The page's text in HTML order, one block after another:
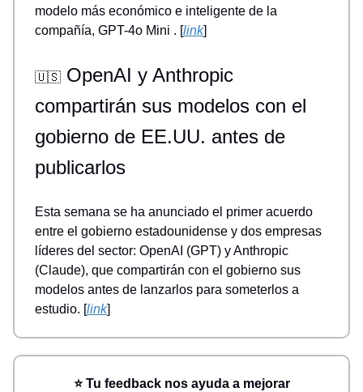
modelo más económico e inteligente de la
compañía, GPT-4o Mini . [link]
🇺🇸 OpenAI y Anthropic
compartirán sus modelos con el
gobierno de EE.UU. antes de
publicarlos
Esta semana se ha anunciado el primer acuerdo
entre el gobierno estadounidense y dos empresas
líderes del sector: OpenAI (GPT) y Anthropic
(Claude), que compartirán con el gobierno sus
modelos antes de lanzarlos para someterlos a
estudio. [link]
⭐ Tu feedback nos ayuda a mejorar